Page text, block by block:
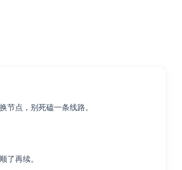
节点，别死磕一条线路。
了再续。